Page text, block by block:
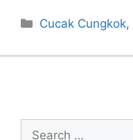
Categories
Cucak Cungkok,
Search